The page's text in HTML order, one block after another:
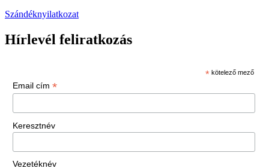
Szándéknyilatkozat
Hírlevél feliratkozás
* kötelező mező
Email cím *
Keresztnév
Vezetéknév